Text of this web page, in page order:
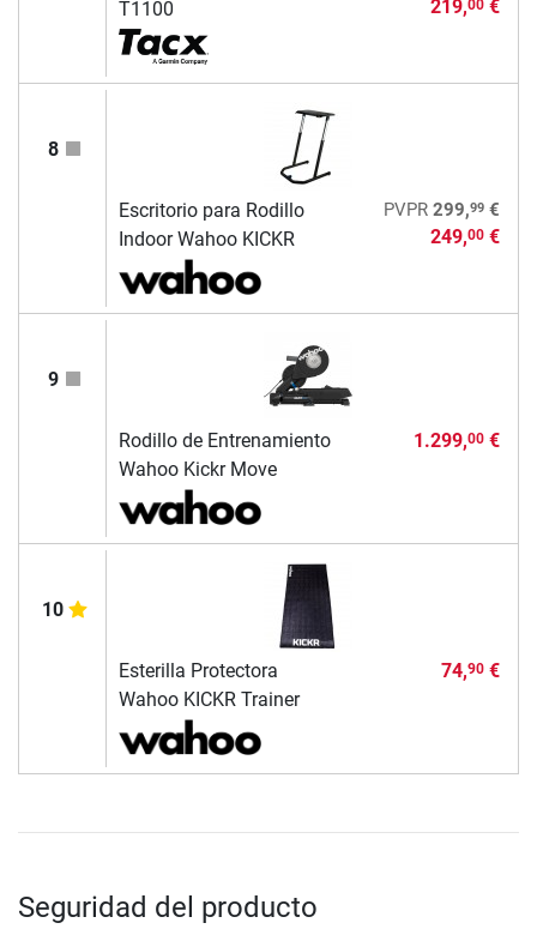
T1100 219,00€
8
Escritorio para Rodillo
Indoor Wahoo KICKR
PVPR 299,99€
249,00€
9
Rodillo de Entrenamiento
Wahoo Kickr Move
1.299,00€
10
Esterilla Protectora
Wahoo KICKR Trainer
74,90€
Seguridad del producto